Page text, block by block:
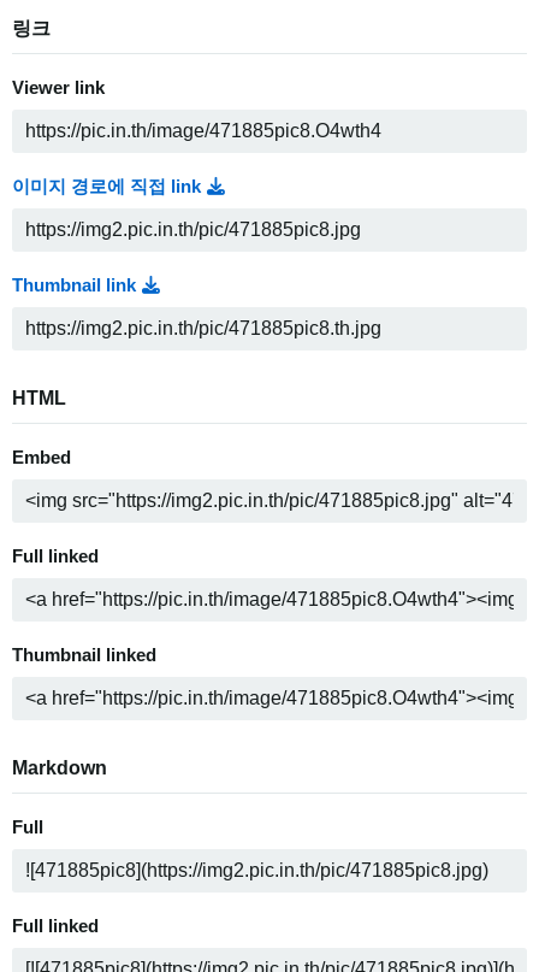
링크
Viewer link
이미지 경로에 직접 link
Thumbnail link
HTML
Embed
Full linked
Thumbnail linked
Markdown
Full
Full linked